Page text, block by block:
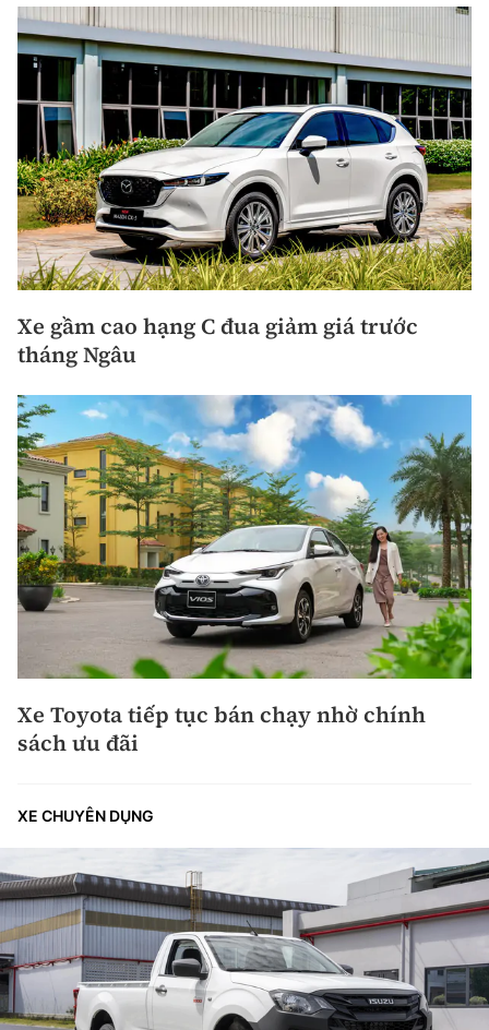
Xe gầm cao hạng C đua giảm giá trước
tháng Ngâu
Xe Toyota tiếp tục bán chạy nhờ chính
sách ưu đãi
XE CHUYÊN DỤNG